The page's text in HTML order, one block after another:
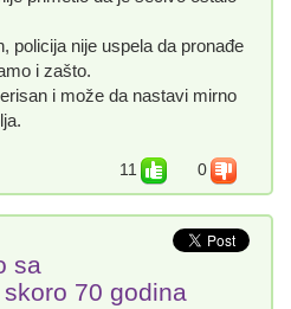
policija nije uspela da pronađe
i zašto.
i može da nastavi mirno
11 0
sa
70 godina